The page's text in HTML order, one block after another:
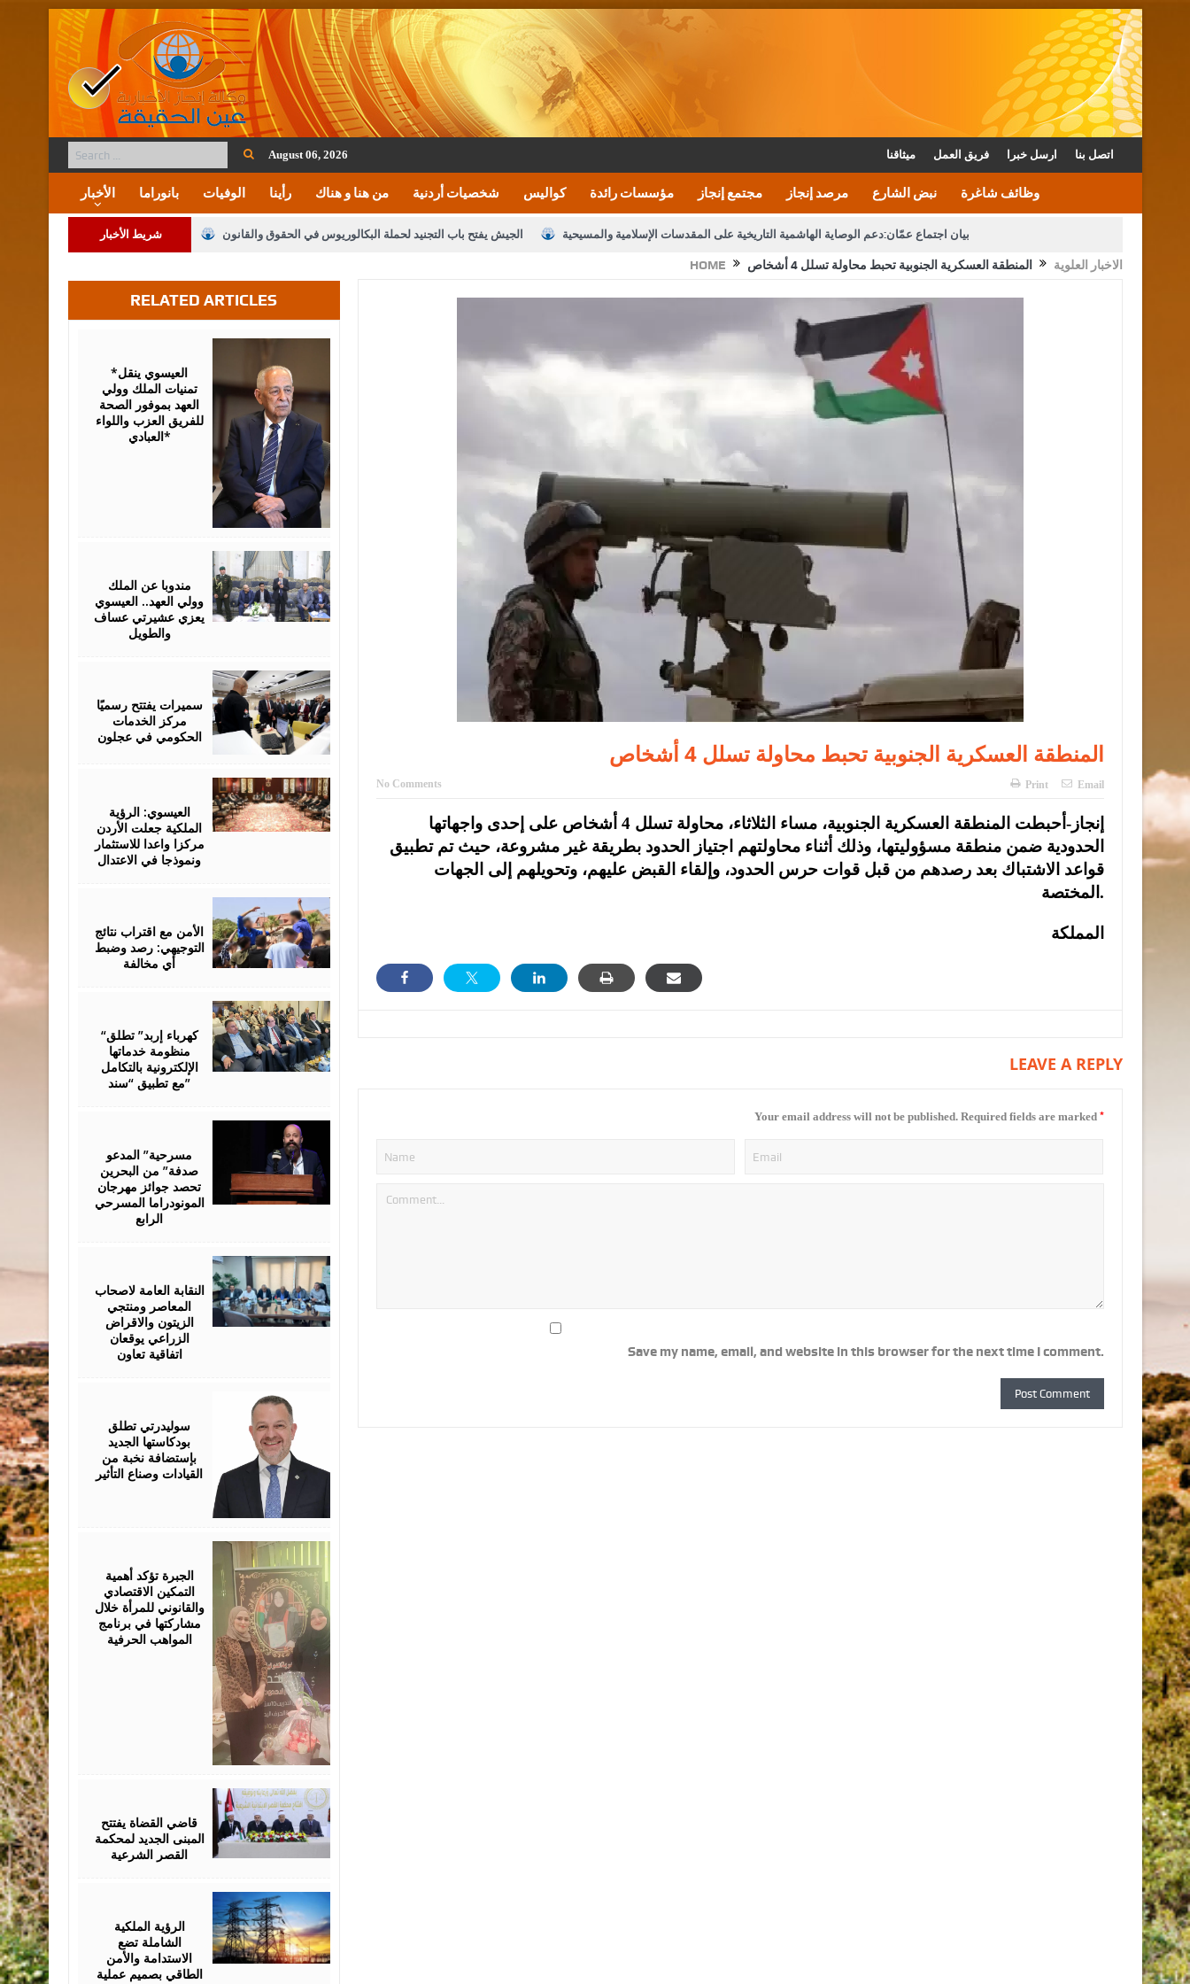
August 06, 2026 ميثاقنا فريق العمل ارسل خبرا اتصل بنا
الأخبار بانوراما الوفيات رأينا من هنا و هناك شخصيات أردنية كواليس مؤسسات رائدة مجتمع إنجاز مرصد إنجاز نبض الشارع وظائف شاغرة
شريط الأخبار الجيش يفتح باب التجنيد لحملة البكالوريوس في الحقوق والقانون بيان اجتماع عمّان:دعم الوصاية الهاشمية التاريخية على المقدسات الإسلامية والمسيحية
النواب يقر مشروع تعديل قانون الملكية العقارية
القاضي يلتقي رؤساء تحرير الصحف اليومية ويؤكد حرص مجلس النواب على شراكة فاعلة مع الإعلام دعوة المكلفين بخدمة العلم (الدفعة الثالثة) إلى مراجعة منصة خدمة العلم
الملك يلتقي مجموعة من رفاق السلاح القاضي محمود أحمد فريحات.. مبارك ومزيدا من التوفيق
عارف بيك فريحات.. مبارك وبكم تزهو المناصب
HOME الاخبار العلوية المنطقة العسكرية الجنوبية تحبط محاولة تسلل 4 أشخاص
المنطقة العسكرية الجنوبية تحبط محاولة تسلل 4 أشخاص
No Comments Print Email
إنجاز-أحبطت المنطقة العسكرية الجنوبية، مساء الثلاثاء، محاولة تسلل 4 أشخاص على إحدى واجهاتها
الحدودية ضمن منطقة مسؤوليتها، وذلك أثناء محاولتهم اجتياز الحدود بطريقة غير مشروعة، حيث تم تطبيق
قواعد الاشتباك بعد رصدهم من قبل قوات حرس الحدود، وإلقاء القبض عليهم، وتحويلهم إلى الجهات
المختصة.
المملكة
LEAVE A REPLY
Your email address will not be published. Required fields are marked *
Save my name, email, and website in this browser for the next time I comment.
RELATED ARTICLES
*العيسوي ينقل
تمنيات الملك وولي
العهد بموفور الصحة
للفريق العزب واللواء
العبادي*
مندوبا عن الملك
وولي العهد.. العيسوي
يعزي عشيرتي عساف
والطويل
سميرات يفتتح رسميًا
مركز الخدمات
الحكومي في عجلون
2026
العيسوي: الرؤية
الملكية جعلت الأردن
مركزا واعدا للاستثمار
ونموذجا في الاعتدال
الأمن مع اقتراب نتائج
التوجيهي: رصد وضبط
أي مخالفة
2026
“كهرباء إربد” تطلق
منظومة خدماتها
الإلكترونية بالتكامل
مع تطبيق “سند”
مسرحية” المدعو
صدفة” من البحرين
تحصد جوائز مهرجان
المونودراما المسرحي
الرابع
النقابة العامة لاصحاب
المعاصر ومنتجي
الزيتون والاقراض
الزراعي يوقعان
اتفاقية تعاون
2026
سوليدرتي تطلق
بودكاستها الجديد
بإستضافة نخبة من
القيادات وصناع التأثير
الجبرة تؤكد أهمية
التمكين الاقتصادي
والقانوني للمرأة خلال
مشاركتها في برنامج
المواهب الحرفية
قاضي القضاة يفتتح
المبنى الجديد لمحكمة
القصر الشرعية
الرؤية الملكية
الشاملة تضع
الاستدامة والأمن
الطاقي بصميم عملية